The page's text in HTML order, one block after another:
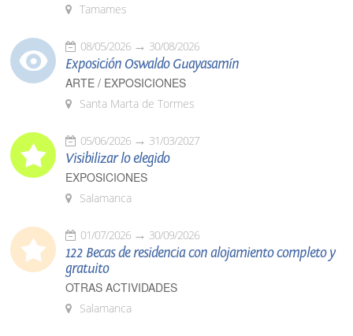
Tamames
08/05/2026 30/08/2026
Exposición Oswaldo Guayasamín
ARTE / EXPOSICIONES
Santa Marta de Tormes
05/06/2026 31/03/2027
Visibilizar lo elegido
EXPOSICIONES
Salamanca
01/07/2026 30/09/2026
122 Becas de residencia con alojamiento completo y
gratuito
OTRAS ACTIVIDADES
Salamanca